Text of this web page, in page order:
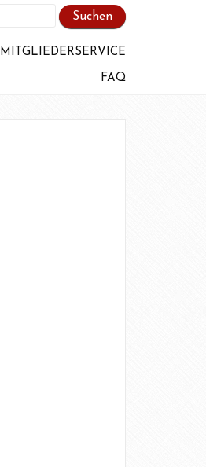
MITGLIEDERSERVICE
FAQ